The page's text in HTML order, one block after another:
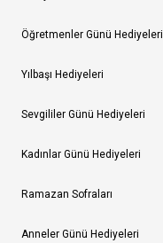
Öğretmenler Günü Hediyeleri
Yılbaşı Hediyeleri
Sevgililer Günü Hediyeleri
Kadınlar Günü Hediyeleri
Ramazan Sofraları
Anneler Günü Hediyeleri